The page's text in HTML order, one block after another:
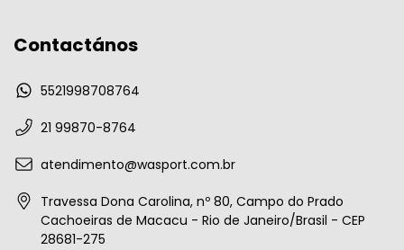
Contactános
5521998708764
21 99870-8764
atendimento@wasport.com.br
Travessa Dona Carolina, nº 80, Campo do Prado
Cachoeiras de Macacu - Rio de Janeiro/Brasil - CEP
28681-275